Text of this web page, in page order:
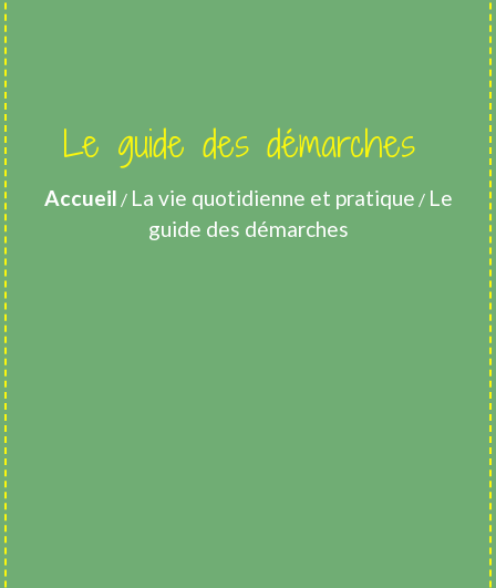
Le guide des démarches
Accueil / La vie quotidienne et pratique / Le
guide des démarches